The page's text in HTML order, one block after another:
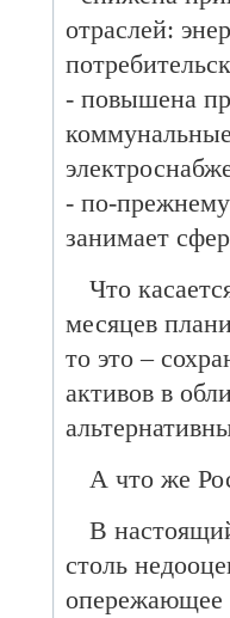
отраслей:
- повышена
- по-
занимает
Что
месяцев
то это –
активов в
А что же
В
столь
опережающее